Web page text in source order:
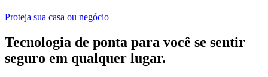
Proteja sua casa ou negócio
Tecnologia de ponta para você se sentir
seguro em qualquer lugar.